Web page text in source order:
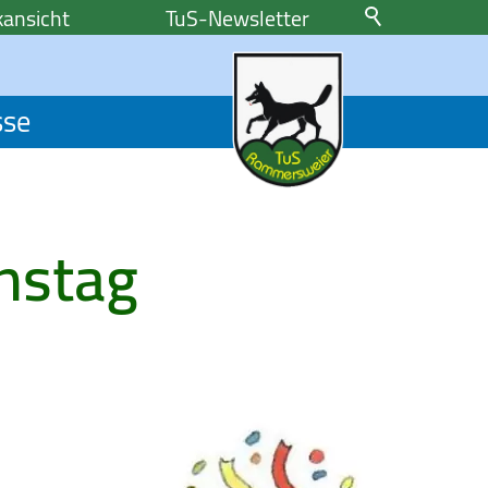
TuS-Newsletter